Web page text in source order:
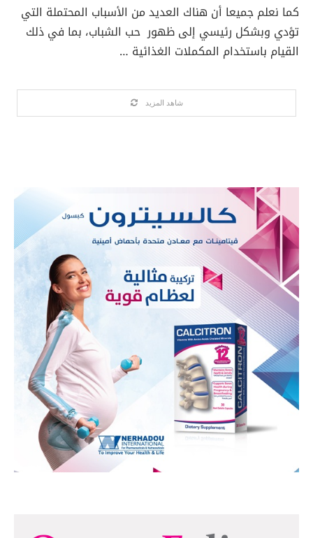
كما نعلم جميعا أن هناك العديد من الأسباب المحتملة التي
تؤدي وبشكل رئيسي إلى ظهور حب الشباب، بما في ذلك
القيام باستخدام المكملات الغذائية …
شاهد المزيد